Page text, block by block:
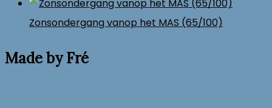
Zonsondergang vanop het MAS (65/100)
Made by Fré